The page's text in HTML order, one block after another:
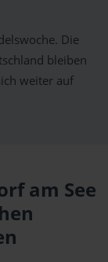
Die
bleiben
weiter auf
am See